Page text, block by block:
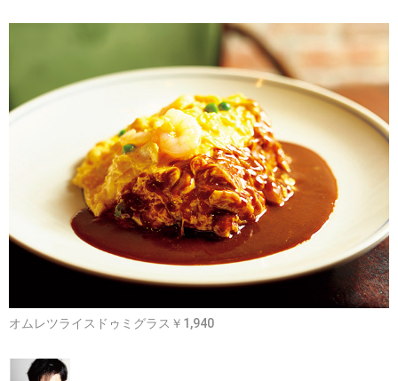
オムレツライスドゥミグラス￥1,940